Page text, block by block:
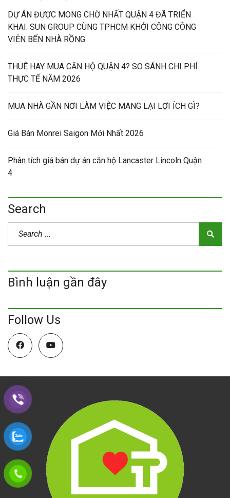
DỰ ÁN ĐƯỢC MONG CHỜ NHẤT QUẬN 4 ĐÃ TRIỂN
KHAI. SUN GROUP CÙNG TPHCM KHỞI CÔNG CÔNG
VIÊN BẾN NHÀ RỒNG
THUÊ HAY MUA CĂN HỘ QUẬN 4? SO SÁNH CHI PHÍ
THỰC TẾ NĂM 2026
MUA NHÀ GẦN NƠI LÀM VIỆC MANG LẠI LỢI ÍCH GÌ?
Giá Bán Monrei Saigon Mới Nhất 2026
Phân tích giá bán dự án căn hộ Lancaster Lincoln Quận
4
Search
Bình luận gần đây
Follow Us